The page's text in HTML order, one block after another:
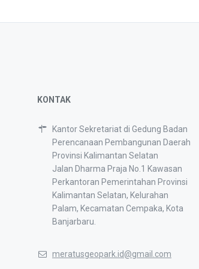
KONTAK
Kantor Sekretariat di Gedung Badan
Perencanaan Pembangunan Daerah
Provinsi Kalimantan Selatan
Jalan Dharma Praja No.1 Kawasan
Perkantoran Pemerintahan Provinsi
Kalimantan Selatan, Kelurahan
Palam, Kecamatan Cempaka, Kota
Banjarbaru.
meratusgeopark.id@gmail.com